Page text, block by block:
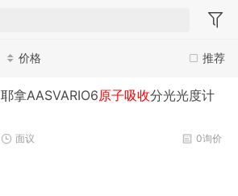
推荐
价格
耶拿AASVARIO6原子吸收分光光度计
0询价
面议